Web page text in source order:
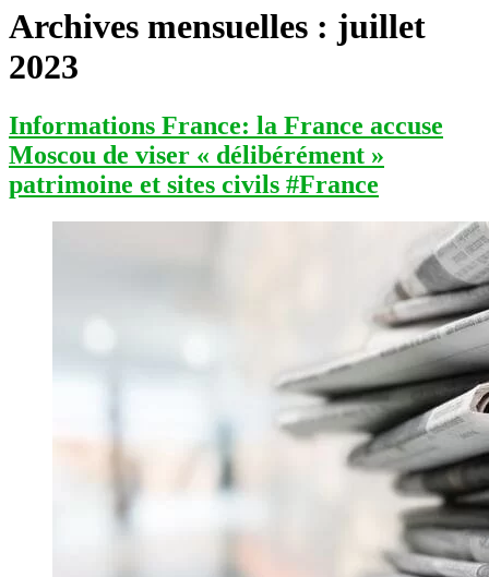
Archives mensuelles : juillet
2023
Informations France: la France accuse
Moscou de viser « délibérément »
patrimoine et sites civils #France